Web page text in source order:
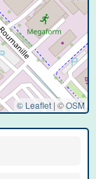
© Leaflet | ©OSM